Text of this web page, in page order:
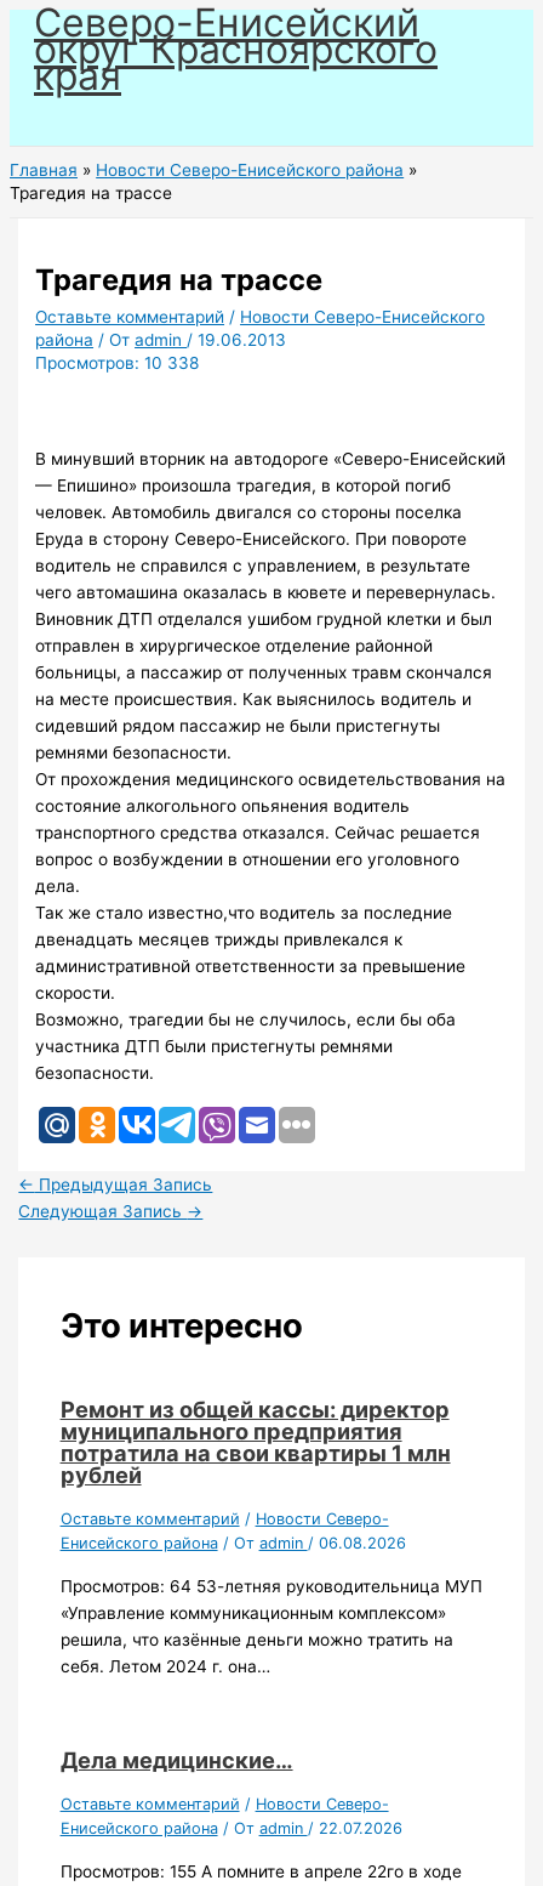
Перейти
содержимому
Северо-Енисейский
округ Красноярского
края
Главная
Новости Северо-Енисейского района
Трагедия на трассе
Трагедия на трассе
Оставьте комментарий / Новости Северо-Енисейского
района / Отadmin /19.06.2013
Просмотров: 10 338
В минувший вторник на автодороге «Северо-Енисейский
— Епишино» произошла трагедия, в которой погиб
человек. Автомобиль двигался со стороны поселка
Еруда в сторону Северо-Енисейского. При повороте
водитель не справился с управлением, в результате
чего автомашина оказалась в кювете и перевернулась.
Виновник ДТП отделался ушибом грудной клетки и был
отправлен в хирургическое отделение районной
больницы, а пассажир от полученных травм скончался
на месте происшествия. Как выяснилось водитель и
сидевший рядом пассажир не были пристегнуты
ремнями безопасности.
От прохождения медицинского освидетельствования на
состояние алкогольного опьянения водитель
транспортного средства отказался. Сейчас решается
вопрос о возбуждении в отношении его уголовного
дела.
Так же стало известно,что водитель за последние
двенадцать месяцев трижды привлекался к
административной ответственности за превышение
скорости.
Возможно, трагедии бы не случилось, если бы оба
участника ДТП были пристегнуты ремнями
безопасности.
← Предыдущая Запись
Следующая Запись →
Это интересно
Ремонт из общей кассы: директор
муниципального предприятия
потратила на свои квартиры 1 млн
рублей
Оставьте комментарий / Новости Северо-
Енисейского района/ От admin / 06.08.2026
Просмотров: 64 53-летняя руководительница МУП
«Управление коммуникационным комплексом»
решила, что казённые деньги можно тратить на
себя. Летом 2024 г. она…
Дела медицинские…
Оставьте комментарий / Новости Северо-
Енисейского района/ От admin / 22.07.2026
Просмотров: 155 А помните в апреле 22го в ходе